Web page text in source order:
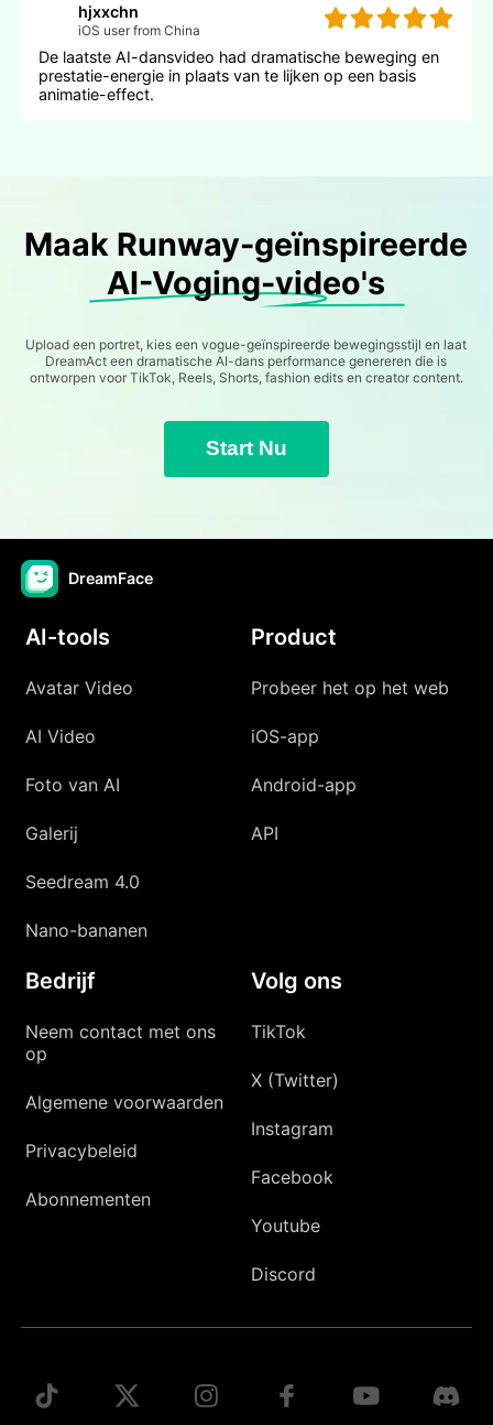
hjxxchn
iOS user from China
De laatste AI-dansvideo had dramatische beweging en
prestatie-energie in plaats van te lijken op een basis
animatie-effect.
Maak Runway-geïnspireerde
AI-Voging-video's
Upload een portret, kies een vogue-geïnspireerde bewegingsstijl en laat
DreamAct een dramatische AI-dans performance genereren die is
ontworpen voor TikTok, Reels, Shorts, fashion edits en creator content.
Start Nu
DreamFace
AI-tools
Avatar Video
AI Video
Foto van AI
Galerij
Seedream 4.0
Nano-bananen
Product
Probeer het op het web
iOS-app
Android-app
API
Bedrijf
Neem contact met ons
op
Algemene voorwaarden
Privacybeleid
Abonnementen
Volg ons
TikTok
X (Twitter)
Instagram
Facebook
Youtube
Discord